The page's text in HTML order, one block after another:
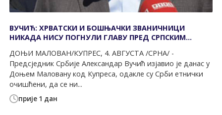
прије 1 дан
ВУЧИЋ: ХРВАТСКИ И БОШЊАЧКИ ЗВАНИЧНИЦИ
НИКАДА НИСУ ПОГНУЛИ ГЛАВУ ПРЕД СРПСКИМ
ДОЊИ МАЛОВАН/КУПРЕС, 4. АВГУСТА /СРНА/ -
Предсједник Србије Александар Вучић изјавио је данас у
Доњем Маловану код Купреса, одакле су Срби етнички
очишћени, да се ни...